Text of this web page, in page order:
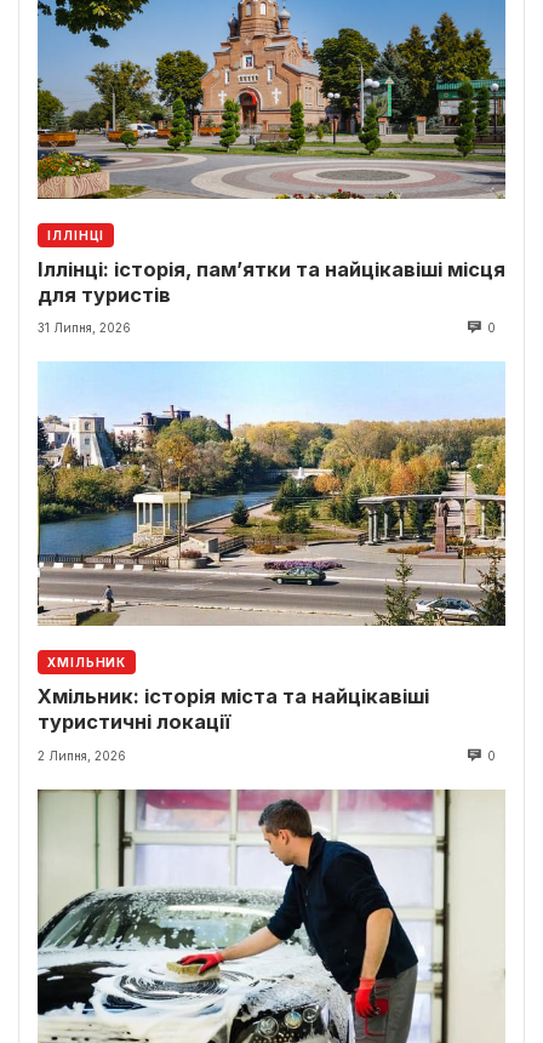
ІЛЛІНЦІ
Іллінці: історія, пам’ятки та найцікавіші місця
для туристів
31 Липня, 2026 0
ХМІЛЬНИК
Хмільник: історія міста та найцікавіші
туристичні локації
2 Липня, 2026 0